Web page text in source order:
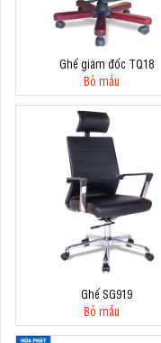
Ghế giám đốc TQ18
Bỏ mẫu
Ghế SG919
Bỏ mẫu